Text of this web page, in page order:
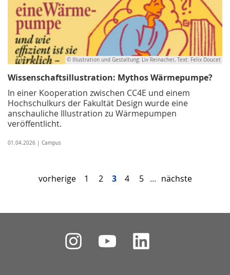
© Illustration und Gestaltung: Liv Reinacher, Text: Felix Doucet
Wissenschaftsillustration: Mythos Wärmepumpe?
In einer Kooperation zwischen CC4E und einem
Hochschulkurs der Fakultät Design wurde eine
anschauliche Illustration zu Wärmepumpen
veröffentlicht.
01.04.2026 | Campus
vorherige 1 2 3 4 5 … nächste